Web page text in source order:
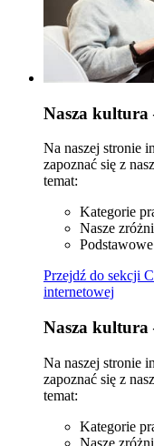
Nasza kultura
Na naszej stronie
zapoznać się z
temat:
Kategorie
Nasze
Przejdź do sekcji
internetowej
Nasza kultura
Na naszej stronie
zapoznać się z
temat:
Kategorie
Nasze